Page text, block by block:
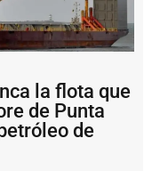
la flota que
de Punta
de